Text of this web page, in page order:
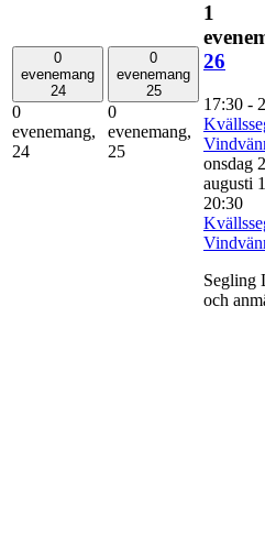
0
evenemang
24
0
evenemang,
24
0
evenemang
25
0
evenemang,
25
1
26
17:30 -
onsdag
augusti
20:30
Segling
och